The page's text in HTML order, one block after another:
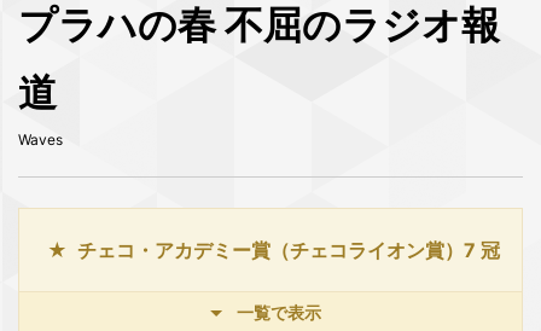
プラハの春 不屈のラジオ報
道
Waves
チェコ・アカデミー賞（チェコライオン賞）7 冠
一覧で表示